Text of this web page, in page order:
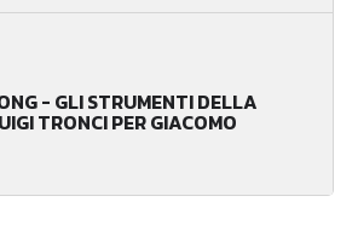
- GLI STRUMENTI DELLA
TRONCI PER GIACOMO